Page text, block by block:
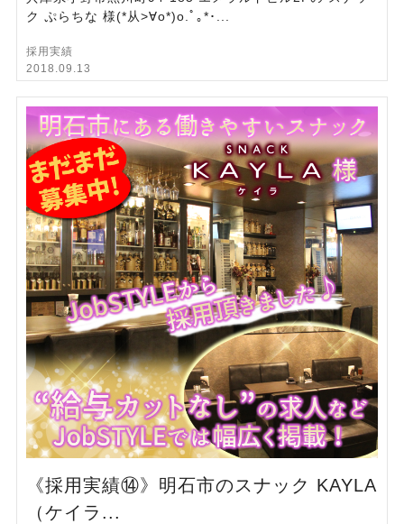
ク ぷらちな 様(*从>∀o*)o.ﾟ｡*･...
採用実績
2018.09.13
《採用実績⑭》明石市のスナック KAYLA
（ケイラ...